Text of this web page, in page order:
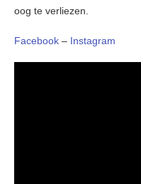
oog te verliezen.
Facebook – Instagram